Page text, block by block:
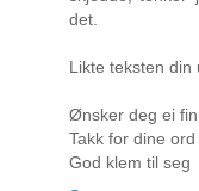
det.
Likte teksten din
Ønsker deg ei
Takk for dine
God klem til seg